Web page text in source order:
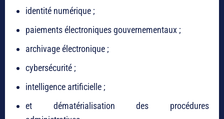
identité numérique ;
paiements électroniques gouvernementaux ;
archivage électronique ;
cybersécurité ;
intelligence artificielle ;
et dématérialisation des procédures